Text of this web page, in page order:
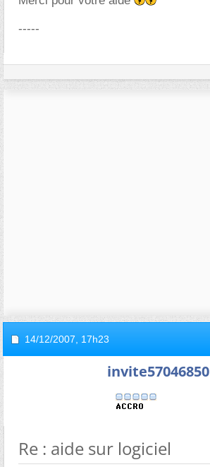
-----
14/12/2007, 17h23
invite57046850
Re : aide sur logiciel